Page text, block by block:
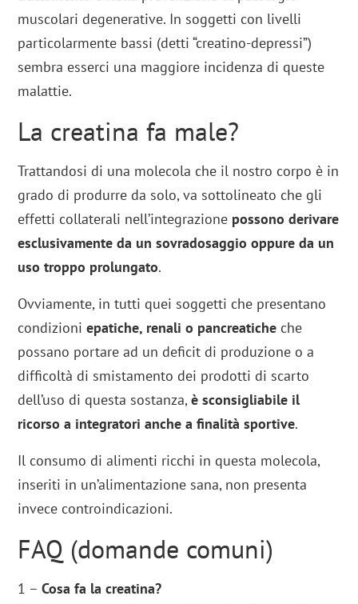
muscolari degenerative. In soggetti con livelli
particolarmente bassi (detti “creatino-depressi”)
sembra esserci una maggiore incidenza di queste
malattie.
La creatina fa male?
Trattandosi di una molecola che il nostro corpo è in
grado di produrre da solo, va sottolineato che gli
effetti collaterali nell’integrazione possono derivare
esclusivamente da un sovradosaggio oppure da un
uso troppo prolungato.
Ovviamente, in tutti quei soggetti che presentano
condizioni epatiche, renali o pancreatiche che
possano portare ad un deficit di produzione o a
difficoltà di smistamento dei prodotti di scarto
dell’uso di questa sostanza,è sconsigliabile il
ricorso a integratori anche a finalità sportive.
Il consumo di alimenti ricchi in questa molecola,
inseriti in un’alimentazione sana, non presenta
invece controindicazioni.
FAQ (domande comuni)
1 –Cosa fa la creatina?